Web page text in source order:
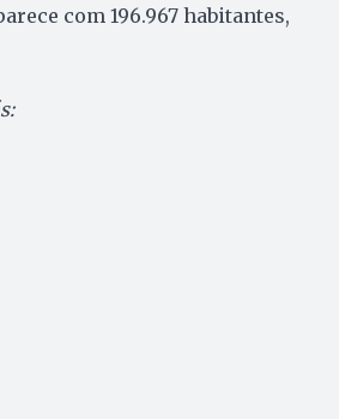
com 196.967 habitantes,